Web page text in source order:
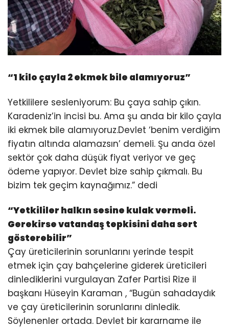
“1 kilo çayla 2 ekmek bile alamıyoruz”
Yetkililere sesleniyorum: Bu çaya sahip çıkın.
Karadeniz’in incisi bu. Ama şu anda bir kilo çayla
iki ekmek bile alamıyoruz.Devlet ‘benim verdiğim
fiyatın altında alamazsın’ demeli. Şu anda özel
sektör çok daha düşük fiyat veriyor ve geç
ödeme yapıyor. Devlet bize sahip çıkmalı. Bu
bizim tek geçim kaynağımız.” dedi
“Yetkililer halkın sesine kulak vermeli.
Gerekirse vatandaş tepkisini daha sert
gösterebilir”
Çay üreticilerinin sorunlarını yerinde tespit
etmek için çay bahçelerine giderek üreticileri
dinlediklerini vurgulayan Zafer Partisi Rize il
başkanı Hüseyin Karaman , “Bugün sahadaydık
ve çay üreticilerinin sorunlarını dinledik.
Söylenenler ortada. Devlet bir kararname ile